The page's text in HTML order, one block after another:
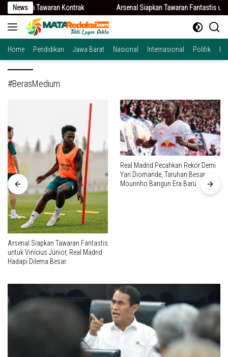
Langsung
ke
konten
News
Kontrak Arsenal Siapkan Tawaran Fantastis untuk Vinícius Júnior,
Home Pendidikan Jawa Barat Nasional Internasional Politik
#BerasMedium
Arsenal Siapkan Tawaran Fantastis
untuk Vinícius Júnior, Real Madrid
Hadapi Dilema Besar
Real Madrid Pecahkan Rekor Demi
Yan Diomande, Taruhan Besar
Mourinho Bangun Era Baru